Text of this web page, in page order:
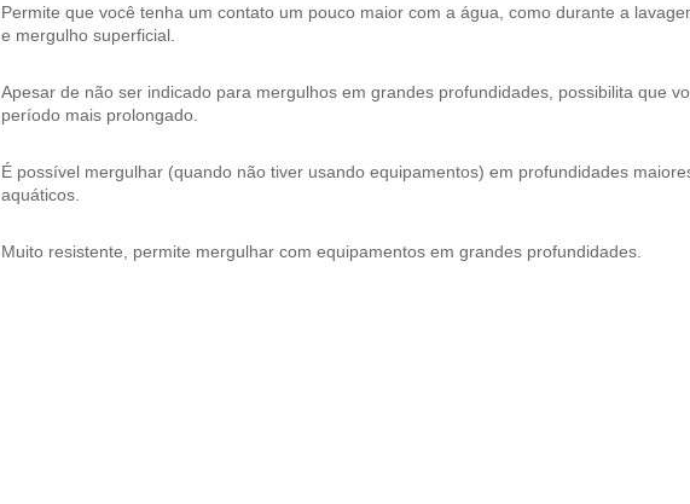
Permite que você tenha um contato um pouco maior com a água, como durante a
e mergulho superficial.
Apesar de não ser indicado para mergulhos em grandes profundidades, possibilita que
período mais prolongado.
É possível mergulhar (quando não tiver usando equipamentos) em profundidades
aquáticos.
Muito resistente, permite mergulhar com equipamentos em grandes profundidades.